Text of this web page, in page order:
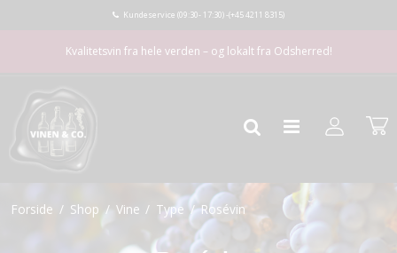
Kundeservice (09:30- 17:30) -(+45 4211 8315)
Kvalitetsvin fra hele verden – og lokalt fra Odsherred!
Forside / Shop / Vine / Type / Rosévin